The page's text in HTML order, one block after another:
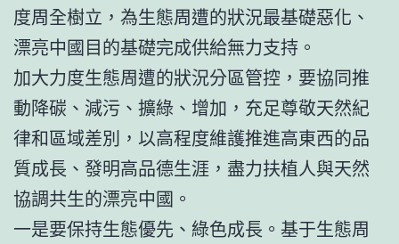
度周全樹立，為生態周遭的狀況最基礎惡化、
漂亮中國目的基礎完成供給無力支持。
加大力度生態周遭的狀況分區管控，要協同推
動降碳、減污、擴綠、增加，充足尊敬天然紀
律和區域差別，以高程度維護推進高東西的品
質成長、發明高品德生涯，盡力扶植人與天然
協調共生的漂亮中國。
一是要保持生態優先、綠色成長。基于生態周